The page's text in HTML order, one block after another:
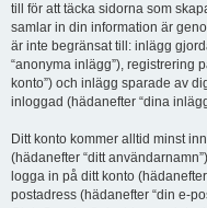
till för att täcka sidorna som
samlar in din information är
är inte begränsat till: inlägg
“anonyma inlägg”), registrering
konto”) och inlägg sparade av
inloggad (hädanefter “dina
Ditt konto kommer alltid minst
(hädanefter “ditt
logga in på ditt konto
postadress (hädanefter “din e-